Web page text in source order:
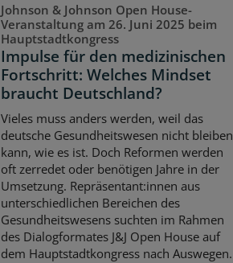
Johnson & Johnson Open House-
Veranstaltung am 26. Juni 2025 beim
Hauptstadtkongress
Impulse für den medizinischen
Fortschritt: Welches Mindset
braucht Deutschland?
Vieles muss anders werden, weil das
deutsche Gesundheitswesen nicht bleiben
kann, wie es ist. Doch Reformen werden
oft zerredet oder benötigen Jahre in der
Umsetzung. Repräsentant:innen aus
unterschiedlichen Bereichen des
Gesundheitswesens suchten im Rahmen
des Dialogformates J&J Open House auf
dem Hauptstadtkongress nach Auswegen.